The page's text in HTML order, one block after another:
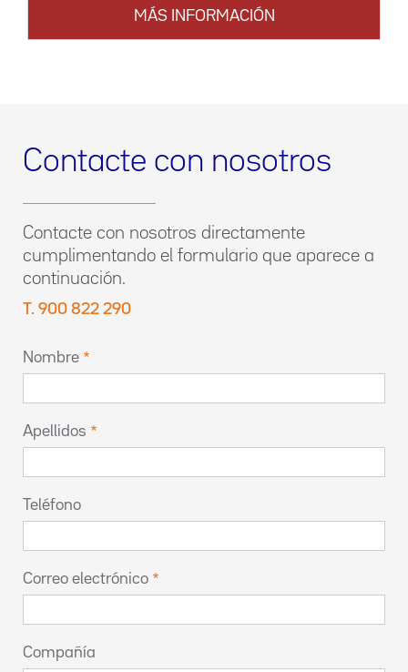
MÁS INFORMACIÓN
Contacte con nosotros
Contacte con nosotros directamente
cumplimentando el formulario que aparece a
continuación.
T. 900 822 290
Nombre
Apellidos
Teléfono
Correo electrónico
Compañía